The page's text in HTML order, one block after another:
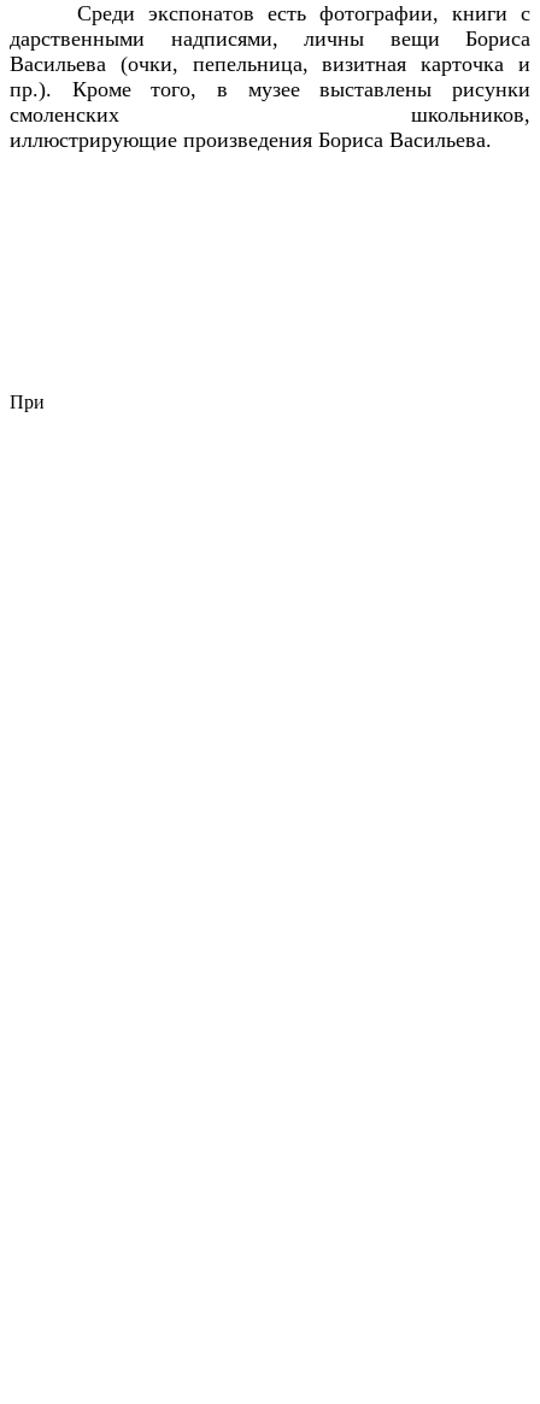
Среди экспонатов есть фотографии, книги с
дарственными надписями, личны вещи Бориса
Васильева (очки, пепельница, визитная карточка и
пр.). Кроме того, в музее выставлены рисунки
смоленских школьников,
иллюстрирующие произведения Бориса Васильева.
При